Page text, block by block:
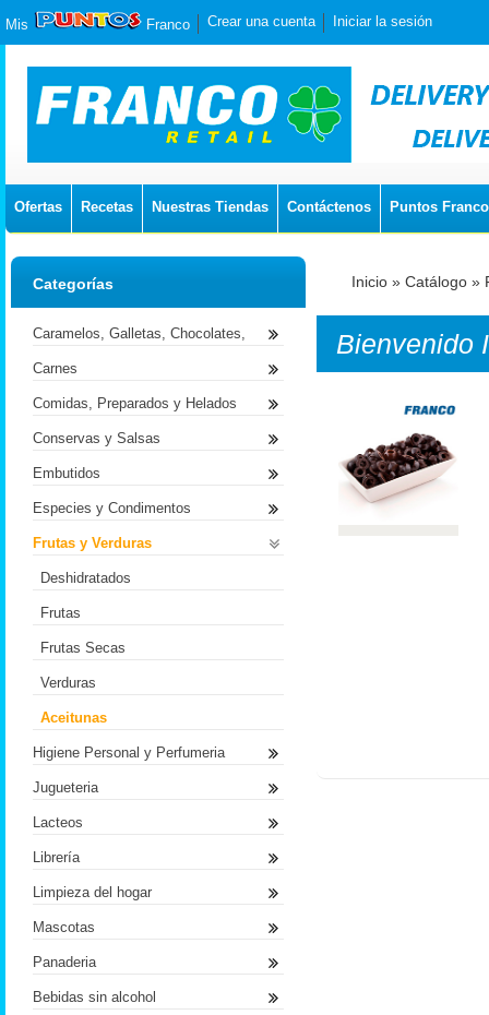
Mis Franco Crear una cuenta Iniciar la sesión
Ofertas Recetas Nuestras Tiendas Contáctenos Puntos Franco
Inicio » Catálogo »
Bienvenido
Categorías
Caramelos, Galletas, Chocolates,
Carnes
Comidas, Preparados y Helados
Conservas y Salsas
Embutidos
Especies y Condimentos
Frutas y Verduras
Deshidratados
Frutas
Frutas Secas
Verduras
Aceitunas
Higiene Personal y Perfumeria
Jugueteria
Lacteos
Librería
Limpieza del hogar
Mascotas
Panaderia
Bebidas sin alcohol